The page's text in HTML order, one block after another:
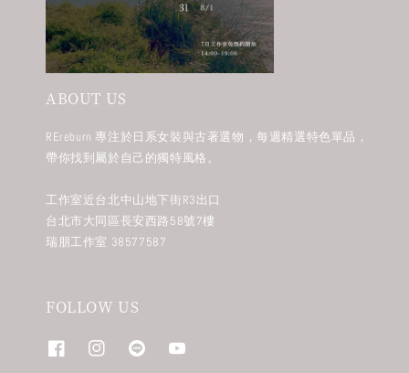
ABOUT US
REreburn 專注於日系女裝與古著選物，每週精選特色單品，
帶你找到屬於自己的獨特風格。
工作室近台北中山地下街R3出口
台北市大同區長安西路58號7樓
瑞朋工作室 38577587
FOLLOW US